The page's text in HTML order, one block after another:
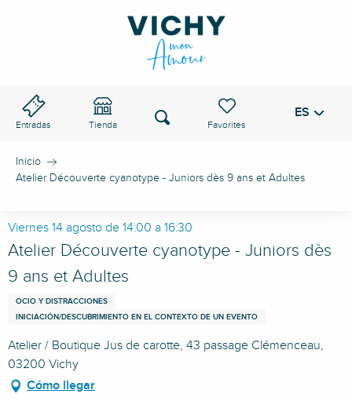
Entradas Tienda
Voir les favoris
Buscar ES
Inicio
Atelier Découverte cyanotype - Juniors dès 9 ans et Adultes
Viernes 14 agosto de 14:00 a 16:30
Atelier Découverte cyanotype - Juniors dès
9 ans et Adultes
OCIO Y DISTRACCIONES
INICIACIÓN/DESCUBRIMIENTO EN EL CONTEXTO DE UN EVENTO
Atelier / Boutique Jus de carotte, 43 passage Clémenceau,
03200 Vichy
Cómo llegar